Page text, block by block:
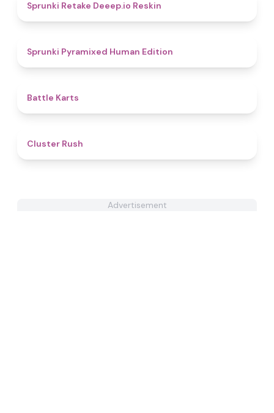
Sprunki Retake Deeep.io Reskin
Sprunki Pyramixed Human Edition
Battle Karts
Cluster Rush
Advertisement